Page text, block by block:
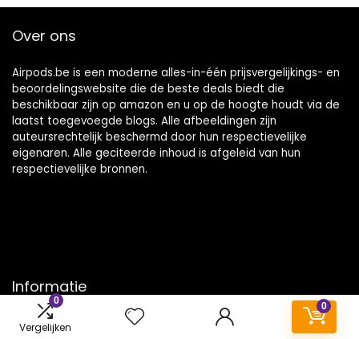
0
Vergelijken
0
Over ons
Airpods.be is een moderne alles-in-één prijsvergelijkings- en
beoordelingswebsite die de beste deals biedt die
beschikbaar zijn op amazon en u op de hoogte houdt via de
laatst toegevoegde blogs. Alle afbeeldingen zijn
auteursrechtelijk beschermd door hun respectievelijke
eigenaren. Alle geciteerde inhoud is afgeleid van hun
respectievelijke bronnen.
Informatie
Contact